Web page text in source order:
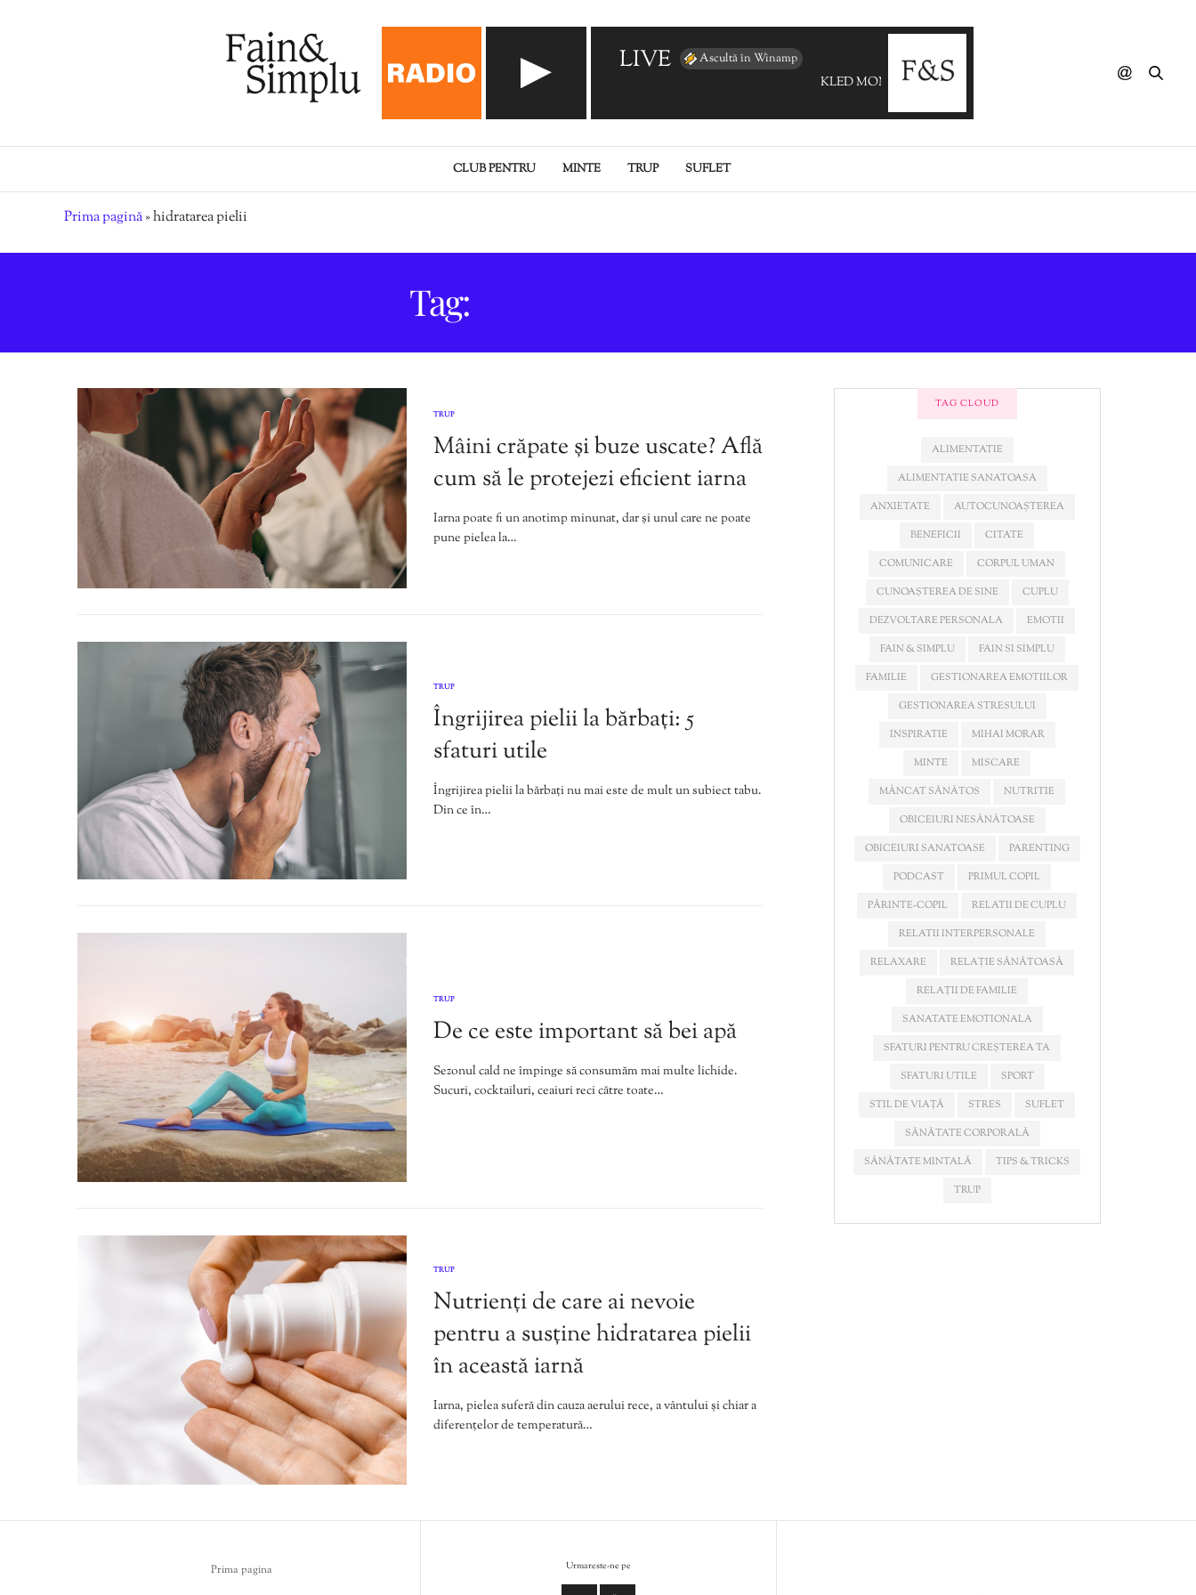
LIVE Ascultă în Winamp
KLED MONE & LORAINE B - Chemin
CLUB PENTRU MINTE TRUP SUFLET
Prima pagină»hidratarea pielii
Tag:
TRUP
Mâini crăpate și buze uscate? Află
cum să le protejezi eficient iarna
Iarna poate fi un anotimp minunat, dar și unul care ne poate
pune pielea la…
TRUP
Îngrijirea pielii la bărbați: 5
sfaturi utile
Îngrijirea pielii la bărbați nu mai este de mult un subiect tabu.
Din ce în…
TRUP
De ce este important să bei apă
Sezonul cald ne împinge să consumăm mai multe lichide.
Sucuri, cocktailuri, ceaiuri reci către toate…
TRUP
Nutrienți de care ai nevoie
pentru a susține hidratarea pielii
în această iarnă
Iarna, pielea suferă din cauza aerului rece, a vântului și chiar a
diferențelor de temperatură…
TAG CLOUD
ALIMENTATIE
ALIMENTATIE SANATOASA
ANXIETATE
AUTOCUNOAȘTEREA
BENEFICII
CITATE
COMUNICARE
CORPUL UMAN
CUNOAȘTEREA DE SINE
CUPLU
DEZVOLTARE PERSONALA
EMOTII
FAIN & SIMPLU
FAIN SI SIMPLU
FAMILIE
GESTIONAREA EMOTIILOR
GESTIONAREA STRESULUI
INSPIRATIE
MIHAI MORAR
MINTE
MISCARE
MÂNCAT SĂNĂTOS
NUTRITIE
OBICEIURI NESĂNĂTOASE
OBICEIURI SANATOASE
PARENTING
PODCAST
PRIMUL COPIL
PĂRINTE-COPIL
RELATII DE CUPLU
RELATII INTERPERSONALE
RELAXARE
RELAȚIE SĂNĂTOASĂ
RELAȚII DE FAMILIE
SANATATE EMOTIONALA
SFATURI PENTRU CREȘTEREA TA
SFATURI UTILE
SPORT
STIL DE VIAȚĂ
STRES
SUFLET
SĂNĂTATE CORPORALĂ
SĂNĂTATE MINTALĂ
TIPS & TRICKS
TRUP
Prima pagina
Urmareste-ne pe